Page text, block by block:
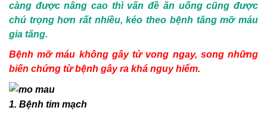
càng được nâng cao thì vấn đề ăn uống cũng được
chú trọng hơn rất nhiều, kéo theo bệnh tăng mỡ máu
gia tăng.
Bệnh mỡ máu không gây tử vong ngay, song những
biến chứng từ bệnh gây ra khá nguy hiểm.
1. Bệnh tim mạch